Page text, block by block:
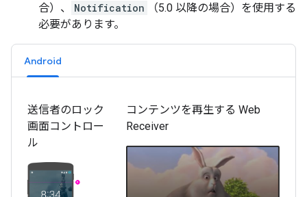
合）、
Notification
（5.0 以降の場合）を使用する
必要があります。
Android
送信者のロック
画面コントロー
ル
コンテンツを再生する Web
Receiver